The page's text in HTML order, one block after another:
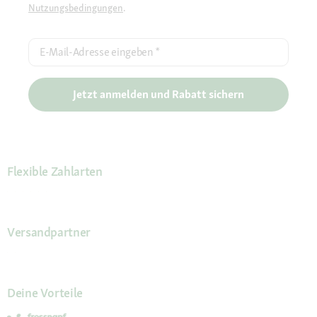
Nutzungsbedingungen.
E-Mail-Adresse eingeben *
Jetzt anmelden und Rabatt sichern
Flexible Zahlarten
Versandpartner
Deine Vorteile